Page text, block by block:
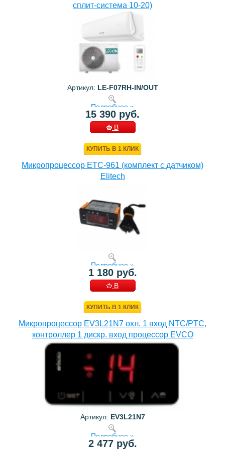
сплит-система 10-20)
Артикул: LE-F07RH-IN/OUT
Подробнее »
15 390 руб.
В
КУПИТЬ В 1 КЛИК
Микропроцессор ETC-961 (комплект c датчиком)
Elitech
Подробнее »
1 180 руб.
В
КУПИТЬ В 1 КЛИК
Микропроцессор EV3L21N7 охл. 1 вход NTC/PTC,
контроллер 1 дискр. вход процессор EVCO
Артикул: EV3L21N7
Подробнее »
2 477 руб.